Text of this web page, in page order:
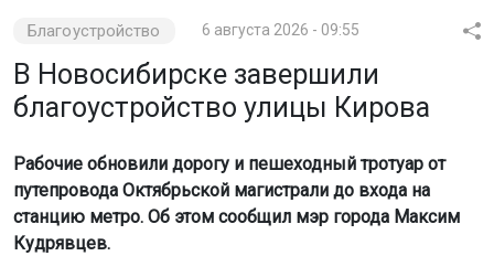
Благоустройство 6 августа 2026 - 09:55
В Новосибирске завершили
благоустройство улицы Кирова
Рабочие обновили дорогу и пешеходный тротуар от
путепровода Октябрьской магистрали до входа на
станцию метро. Об этом сообщил мэр города Максим
Кудрявцев.